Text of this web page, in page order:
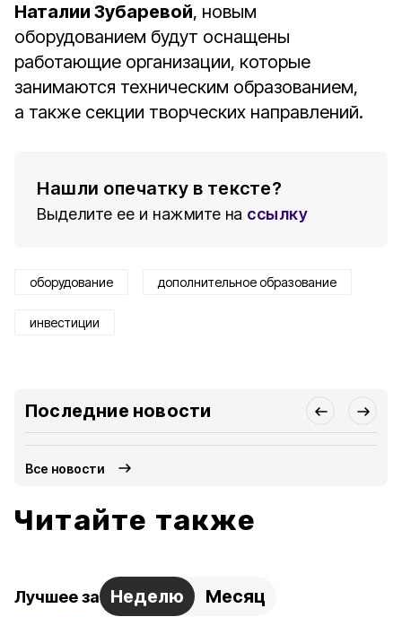
Наталии Зубаревой, новым
оборудованием будут оснащены
работающие организации, которые
занимаются техническим образованием,
а также секции творческих направлений.
Нашли опечатку в тексте?
Выделите ее и нажмите на ссылку
оборудование дополнительное образование
инвестиции
Последние новости
Все новости
Читайте также
Лучшее за Неделю Месяц